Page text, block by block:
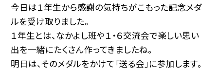
今日は１年生から感謝の気持ちがこもった記念メダ
ルを受け取りました。
１年生とは、なかよし班や１・６交流会で楽しい思い
出を一緒にたくさん作ってきましたね。
明日は、そのメダルをかけて「送る会」に参加します。